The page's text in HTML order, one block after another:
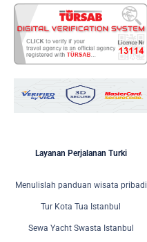
Layanan Perjalanan Turki
Menulislah panduan wisata pribadi
Tur Kota Tua Istanbul
Sewa Yacht Swasta Istanbul